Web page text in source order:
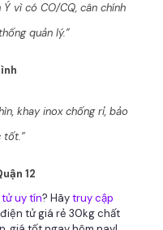
vì có CO/CQ, cân chính
quản lý.”
khay inox chống rỉ, bảo
tốt.”
12
uy tín? Hãytruy cập
tử giá rẻ 30kg chất